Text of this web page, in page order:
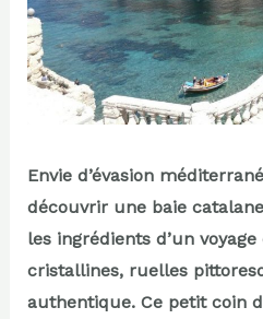
Envie d’évasion
découvrir une baie
les ingrédients d’un
cristallines, ruelles
authentique. Ce petit coin